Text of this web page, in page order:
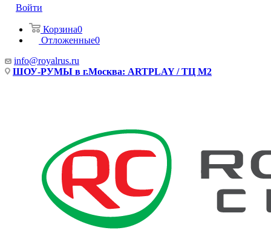
Войти
Корзина0
Отложенные0
info@royalrus.ru
ШОУ-РУМЫ в г.Москва: ARTPLAY / ТЦ М2